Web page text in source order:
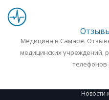
Медицина в Самаре.
медицинских учреждений,
телефонов
Новости